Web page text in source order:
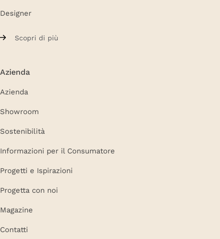
Designer
Scopri di più
Azienda
Azienda
Showroom
Sostenibilità
Informazioni per il Consumatore
Progetti e Ispirazioni
Progetta con noi
Magazine
Contatti